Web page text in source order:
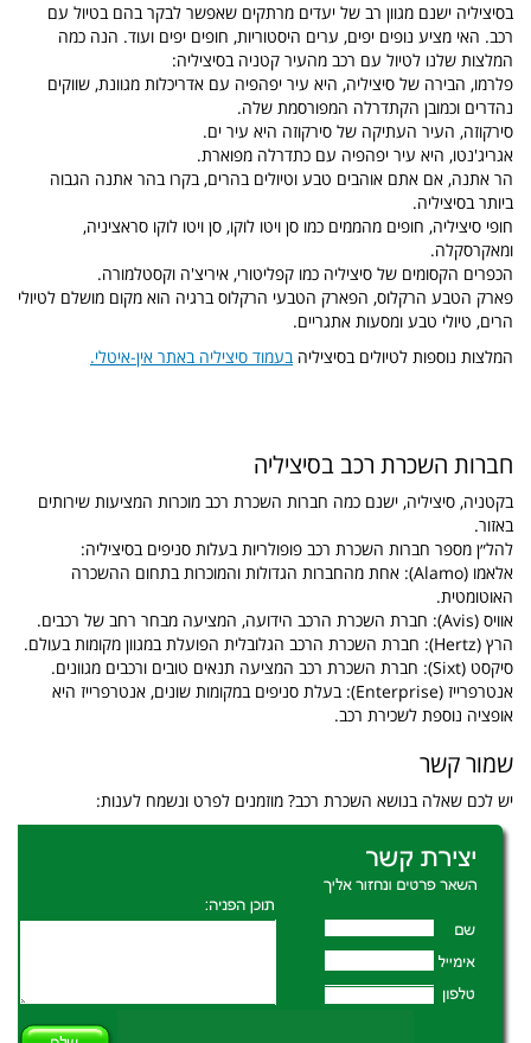
בסיציליה ישנם מגוון רב של יעדים מרתקים שאפשר לבקר בהם בטיול עם
רכב. האי מציע נופים יפים, ערים היסטוריות, חופים יפים ועוד. הנה כמה
המלצות שלנו לטיול עם רכב מהעיר קטניה בסיציליה:
פלרמו, הבירה של סיציליה, היא עיר יפהפיה עם אדריכלות מגוונת, שווקים
נהדרים וכמובן הקתדרלה המפורסמת שלה.
סירקוזה, העיר העתיקה של סירקוזה היא עיר ים.
אגריג'נטו, היא עיר יפהפיה עם כתדרלה מפוארת.
הר אתנה, אם אתם אוהבים טבע וטיולים בהרים, בקרו בהר אתנה הגבוה
ביותר בסיציליה.
חופי סיציליה, חופים מהממים כמו סן ויטו לוקו, סן ויטו לוקו סראציניה,
ומאקרסקלה.
הכפרים הקסומים של סיציליה כמו קפליטורי, איריצ'ה וקסטלמורה.
פארק הטבע הרקלוס, הפארק הטבעי הרקלוס ברגיה הוא מקום מושלם לטיולי
הרים, טיולי טבע ומסעות אתגריים.
המלצות נוספות לטיולים בסיציליהבעמוד סיציליה באתר אין-איטלי.
חברות השכרת רכב בסיציליה
בקטניה, סיציליה, ישנם כמה חברות השכרת רכב מוכרות המציעות שירותים
באזור.
להל״ן מספר חברות השכרת רכב פופולריות בעלות סניפים בסיציליה:
אלאמו (Alamo): אחת מהחברות הגדולות והמוכרות בתחום ההשכרה
האוטומטית.
אוויס (Avis): חברת השכרת הרכב הידועה, המציעה מבחר רחב של רכבים.
הרץ (Hertz): חברת השכרת הרכב הגלובלית הפועלת במגוון מקומות בעולם.
סיקסט (Sixt): חברת השכרת רכב המציעה תנאים טובים ורכבים מגוונים.
אנטרפרייז (Enterprise): בעלת סניפים במקומות שונים, אנטרפרייז היא
אופציה נוספת לשכירת רכב.
שמור קשר
יש לכם שאלה בנושא השכרת רכב? מוזמנים לפרט ונשמח לענות: